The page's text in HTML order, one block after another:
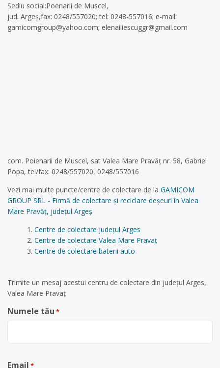
Sediu social:Poenarii de Muscel,
jud. Argeș,fax: 0248/557020; tel: 0248-557016; e-mail:
gamicomgroup@yahoo.com; elenailiescuggr@gmail.com
com. Poienarii de Muscel, sat Valea Mare Pravăț nr. 58, Gabriel
Popa, tel/fax: 0248/557020, 0248/557016
Vezi mai multe puncte/centre de colectare de la GAMICOM
GROUP SRL - Firmă de colectare și reciclare deșeuri în Valea
Mare Pravăț, județul Argeș
Centre de colectare județul Arges
Centre de colectare Valea Mare Pravaț
Centre de colectare baterii auto
Trimite un mesaj acestui centru de colectare din județul Arges,
Valea Mare Pravaț
Numele tău *
Email *